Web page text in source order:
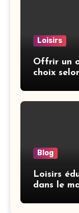
Loisirs
Offrir un
choix
Blog
Loisirs
dans le